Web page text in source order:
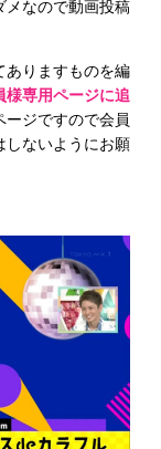
メなので動画投稿
ありますものを編
様専用ページに追
ージですので会員
しないようにお願